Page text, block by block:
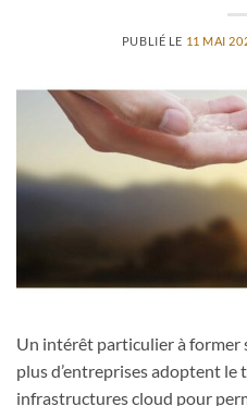
PUBLIÉ LE 11 MAI
Un intérêt particulier à former
plus d’entreprises adoptent le
infrastructures cloud pour